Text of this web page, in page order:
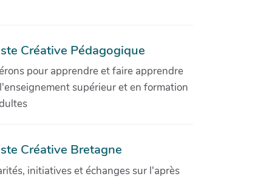
Créative Pédagogique
pour apprendre et faire apprendre
supérieur et en formation
Créative Bretagne
initiatives et échanges sur l'après